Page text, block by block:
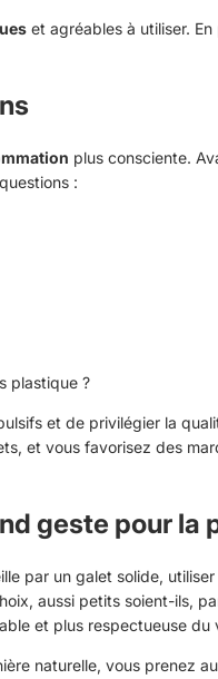
et agréables à utiliser. En
plus consciente.
:
plastique ?
et de privilégier la
et vous favorisez des
geste pour la
par un galet solide,
aussi petits soient-ils,
et plus respectueuse du
naturelle, vous prenez